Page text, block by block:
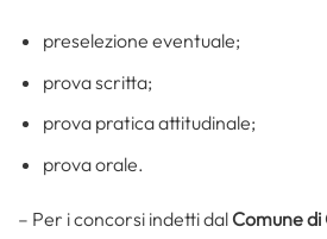
preselezione eventuale;
prova scritta;
prova pratica attitudinale;
prova orale.
– Per i concorsi indetti dal Comune di